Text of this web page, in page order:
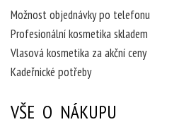
Možnost objednávky po telefonu
Profesionální kosmetika skladem
Vlasová kosmetika za akční ceny
Kadeřnické potřeby
VŠE O NÁKUPU